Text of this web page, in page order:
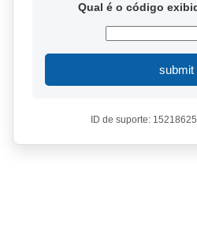
Qual é o código
submit
ID de suporte: